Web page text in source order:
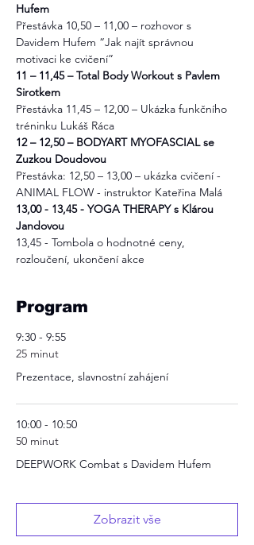
Hufem
Přestávka 10,50 – 11,00 – rozhovor s
Davidem Hufem “Jak najít správnou
motivaci ke cvičení”
11 – 11,45 – Total Body Workout s Pavlem
Sirotkem
Přestávka 11,45 – 12,00 – Ukázka funkčního
tréninku Lukáš Ráca
12 – 12,50 – BODYART MYOFASCIAL se
Zuzkou Doudovou
Přestávka: 12,50 – 13,00 – ukázka cvičení -
ANIMAL FLOW - instruktor Kateřina Malá
13,00 - 13,45 - YOGA THERAPY s Klárou
Jandovou
13,45 - Tombola o hodnotné ceny,
rozloučení, ukončení akce
Program
9:30 - 9:55
25 minut
Prezentace, slavnostní zahájení
10:00 - 10:50
50 minut
DEEPWORK Combat s Davidem Hufem
Zobrazit vše